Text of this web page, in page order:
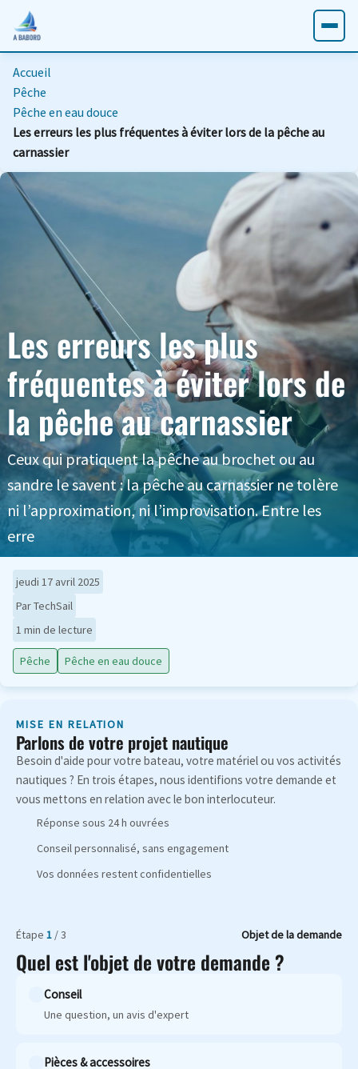
Accueil
Pêche
Pêche en eau douce
Les erreurs les plus fréquentes à éviter lors de la pêche au
carnassier
Les erreurs les plus
fréquentes à éviter lors de
la pêche au carnassier
Ceux qui pratiquent la pêche au brochet ou au
sandre le savent : la pêche au carnassier ne tolère
ni l’approximation, ni l’improvisation. Entre les
erre
jeudi 17 avril 2025
Par TechSail
1 min de lecture
Pêche Pêche en eau douce
MISE EN RELATION
Parlons de votre projet nautique
Besoin d'aide pour votre bateau, votre matériel ou vos activités
nautiques ? En trois étapes, nous identifions votre demande et
vous mettons en relation avec le bon interlocuteur.
Réponse sous 24 h ouvrées
Conseil personnalisé, sans engagement
Vos données restent confidentielles
Étape 1 / 3 Objet de la demande
Quel est l'objet de votre demande ?
Conseil
Une question, un avis d'expert
Pièces & accessoires